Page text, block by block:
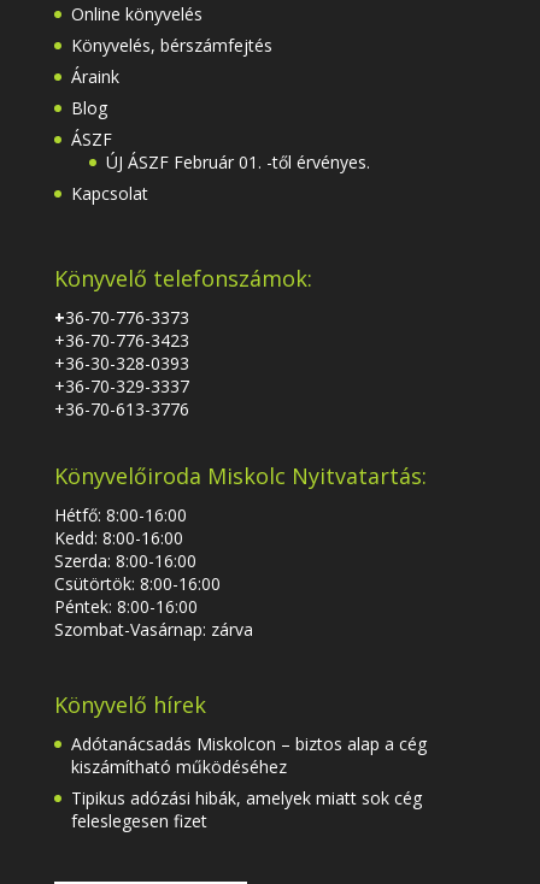
Online könyvelés
Könyvelés, bérszámfejtés
Áraink
Blog
ÁSZF
ÚJ ÁSZF Február 01. -től érvényes.
Kapcsolat
Könyvelő telefonszámok:
+36-70-776-3373
+36-70-776-3423
+36-30-328-0393
+36-70-329-3337
+36-70-613-3776
Könyvelőiroda Miskolc Nyitvatartás:
Hétfő: 8:00-16:00
Kedd: 8:00-16:00
Szerda: 8:00-16:00
Csütörtök: 8:00-16:00
Péntek: 8:00-16:00
Szombat-Vasárnap: zárva
Könyvelő hírek
Adótanácsadás Miskolcon – biztos alap a cég
kiszámítható működéséhez
Tipikus adózási hibák, amelyek miatt sok cég
feleslegesen fizet